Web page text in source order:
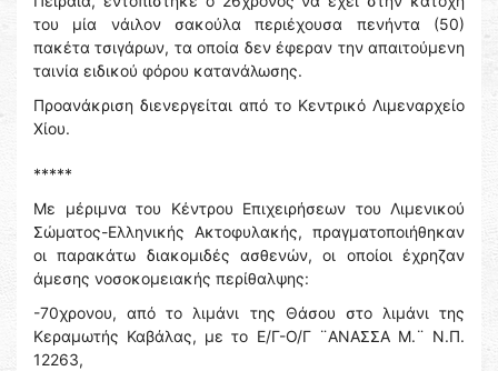
του μία νάιλον σακούλα περιέχουσα πενήντα (50)
πακέτα τσιγάρων, τα οποία δεν έφεραν την απαιτούμενη
ταινία ειδικού φόρου κατανάλωσης.
Προανάκριση διενεργείται από το Κεντρικό Λιμεναρχείο
Χίου.
*****
Με μέριμνα του Κέντρου Επιχειρήσεων του Λιμενικού
Σώματος-Ελληνικής Ακτοφυλακής, πραγματοποιήθηκαν
οι παρακάτω διακομιδές ασθενών, οι οποίοι έχρηζαν
άμεσης νοσοκομειακής περίθαλψης:
-70χρονου, από το λιμάνι της Θάσου στο λιμάνι της
Κεραμωτής Καβάλας, με το Ε/Γ-Ο/Γ ¨ΑΝΑΣΣΑ Μ.¨ N.Π.
12263,